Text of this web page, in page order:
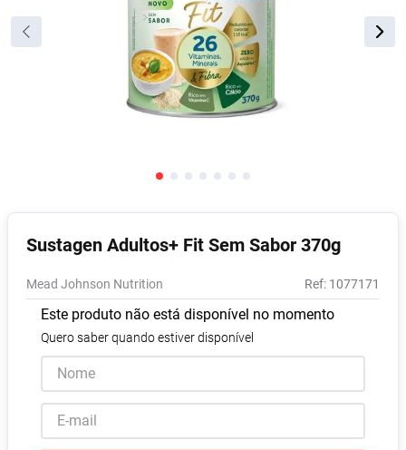
Sustagen Adultos+ Fit Sem Sabor 370g
Mead Johnson Nutrition : 1077171
Este produto não está disponível no momento
Quero saber quando estiver disponível